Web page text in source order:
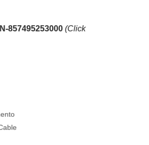
857495253000 (Click